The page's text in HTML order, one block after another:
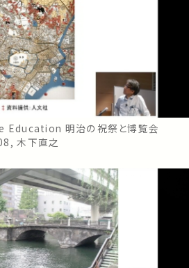
Education 明治の祝祭と博覧会
木下直之